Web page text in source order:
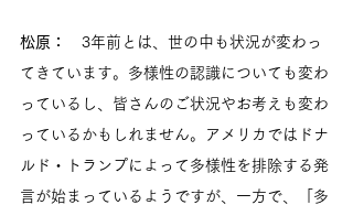
松原：
3年前とは、世の中も状況が変わっ
てきています。多様性の認識についても変わ
っているし、皆さんのご状況やお考えも変わ
っているかもしれません。アメリカではドナ
ルド・トランプによって多様性を排除する発
言が始まっているようですが、一方で、「多